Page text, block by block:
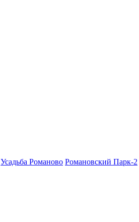
Усадьба Романово Романовский Парк-2